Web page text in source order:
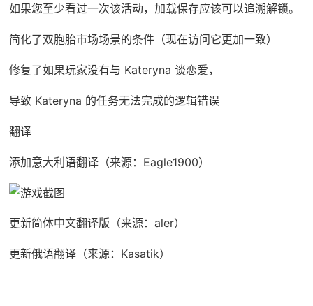
如果您至少看过一次该活动，加载保存应该可以追溯解锁。
简化了双胞胎市场场景的条件（现在访问它更加一致）
修复了如果玩家没有与 Kateryna 谈恋爱，
导致 Kateryna 的任务无法完成的逻辑错误
翻译
添加意大利语翻译（来源：Eagle1900）
更新简体中文翻译版（来源：aler）
更新俄语翻译（来源：Kasatik）